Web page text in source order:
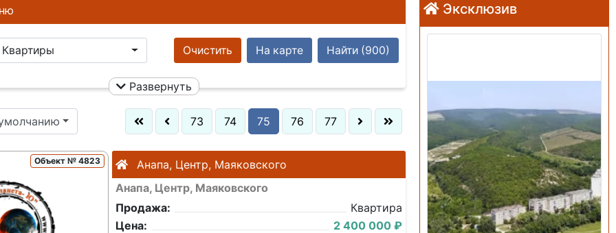
Квартиры Найти (900)
На карте
Очистить
Развернуть
73 74 75 76 77
Объект № 4823
Анапа, Центр, Маяковского
Анапа, Центр, Маяковского
Продажа:
Квартира
Цена:
2 400 000 ₽
Эксклюзив